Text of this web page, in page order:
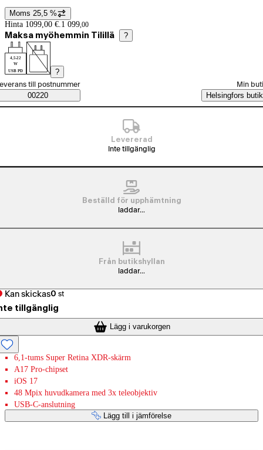
Prisinformation
Moms 25,5 %
Hinta 1099,00 €. 1 099,00
Maksa myöhemmin Tilillä ?
4,5-22
W
USB PD
?
Saatavuustiedot
beställningssätt
till postnummer
00220
Min
Helsingfors butik
Levererad
Inte tillgänglig
Beställd för upphämtning
laddar...
Från butikshyllan
laddar...
Kan skickas0 st
tillgänglig
Lägg i varukorgen
6,1-tums Super Retina XDR-skärm
A17 Pro-chipset
iOS 17
48 Mpix huvudkamera med 3x teleobjektiv
USB-C-anslutning
Lägg till i jämförelse